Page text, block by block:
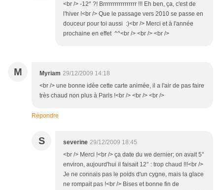
<br /> -12° ?! Brrrrrrrrrrrrrrrrr !!! Eh ben, ça, c'est de
l'hiver !<br /> Que le passage vers 2010 se passe en
douceur pour toi aussi :)<br /> Merci et à l'année
prochaine en effet ^^<br /> <br /> <br />
M Myriam 29/12/2009 14:18
<br /> une bonne idée cette carte animée, il a l'air de pas faire
très chaud non plus à Paris !<br /> <br /> <br />
Répondre
S severine 29/12/2009 18:45
<br /> Merci !<br /> ça date du we dernier; on avait 5°
environ, aujourd'hui il faisait 12° : trop chaud !!!<br />
Je ne connais pas le poids d'un cygne, mais la glace
ne rompait pas !<br /> Bises et bonne fin de